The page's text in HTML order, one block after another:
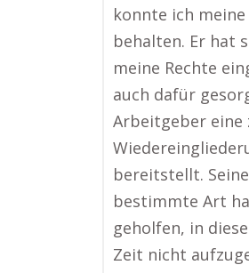
konnte ich
behalten. Er hat
meine Rechte
auch dafür
Arbeitgeber eine
bereitstellt.
bestimmte Art
geholfen, in
Zeit nicht